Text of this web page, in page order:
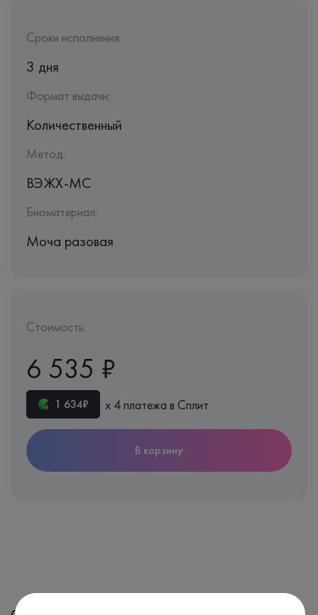
Сроки исполнения:
3 дня
Формат выдачи:
Количественный
Метод:
ВЭЖХ-МС
Биоматериал:
Моча разовая
Стоимость:
6 535 ₽
1 634₽ х 4 платежа в Сплит
В корзину